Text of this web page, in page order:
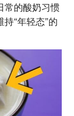
常的酸奶习惯
“年轻态”的